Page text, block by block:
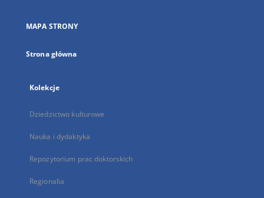
karcie
MAPA STRONY
Strona główna
Kolekcje
Dziedzictwo kulturowe
Nauka i dydaktyka
Repozytorium prac doktorskich
Regionalia